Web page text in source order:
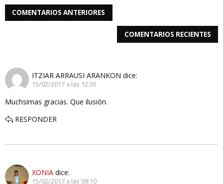
COMENTARIOS ANTERIORES
COMENTARIOS RECIENTES
ITZIAR ARRAUSI ARANKON dice:
15/02/2017 a las 12:35
Muchsimas gracias. Que ilusión.
RESPONDER
XONIA dice:
15/02/2017 a las 09:10